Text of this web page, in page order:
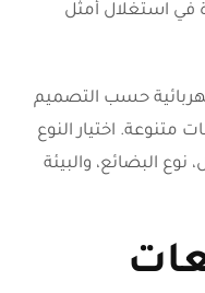
في استغلال أمثل
حسب التصميم
متنوعة. اختيار النوع
البضائع، والبيئة